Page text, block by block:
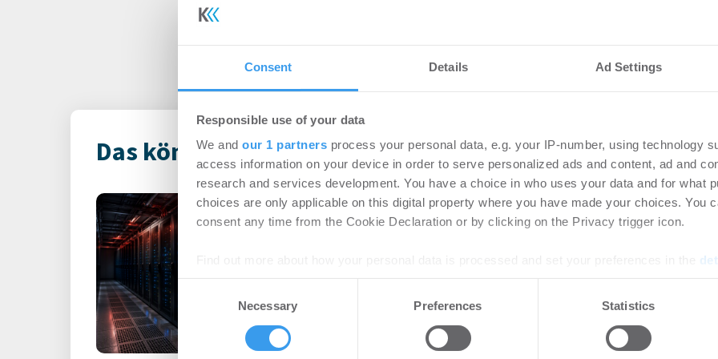
Consent Details Ad Settings
Responsible use of your data
We and our 1 partners process your personal data, e.g. your IP-number, using technology
access information on your device in order to serve personalized ads and content, ad and
research and services development. You have a choice in who uses your data and for what
choices are only applicable on this digital property where you have made your choices. You
consent any time from the Cookie Declaration or by clicking on the Privacy trigger icon.
We use cookies to personalise content and ads, to provide social media features and to
other information that you’ve provided to them or that they’ve collected from your use of their
Necessary Preferences Statistics
Das könnte Dich auch interessieren
Rekordhitze setzt Rechenzentren
unter Druck
Anhaltende Hitze wird zum Risiko für Rechenzentren:
leistungsfähigere IT-Systeme treiben den ...
Ingeborg-
Bewerbung bis 2.
Schirmherrin
08.07.2026
Login für den ganzen Artikel
jetzt Ihren kostenlosen